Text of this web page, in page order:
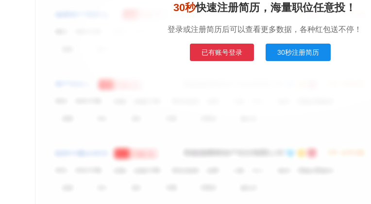
30秒快速注册简历，海量职位任意投！
登录或注册简历后可以查看更多数据，各种红包送不停！
已有账号登录 30秒注册简历